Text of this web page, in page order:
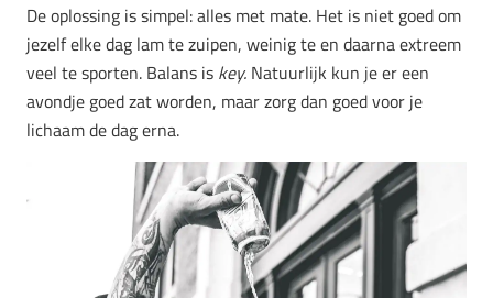
De oplossing is simpel: alles met mate. Het is niet goed om
jezelf elke dag lam te zuipen, weinig te en daarna extreem
veel te sporten. Balans is key. Natuurlijk kun je er een
avondje goed zat worden, maar zorg dan goed voor je
lichaam de dag erna.